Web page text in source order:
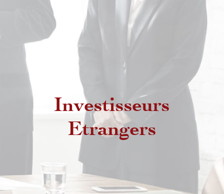
Investisseurs
Etrangers
Etrangers non résidents
Etrangers résidents au Maroc
MRE